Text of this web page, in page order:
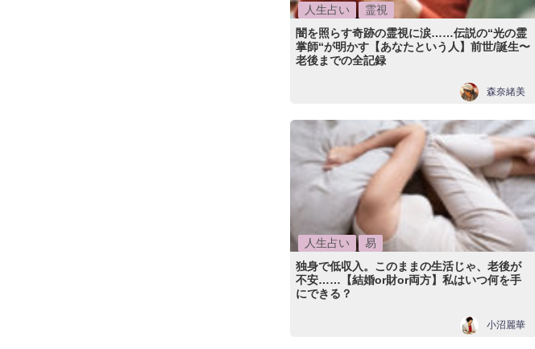
人生占い
霊視
闇を照らす奇跡の霊視に涙……伝説の“光の霊
掌師“が明かす【あなたという人】前世/誕生〜
老後までの全記録
森奈緒美
人生占い
易
独身で低収入。このままの生活じゃ、老後が
不安……【結婚or財or両方】私はいつ何を手
にできる？
小沼麗華